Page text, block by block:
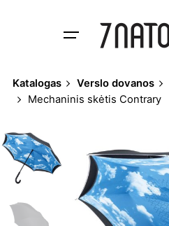
Katalogas Verslo dovanos
Mechaninis skėtis Contrary